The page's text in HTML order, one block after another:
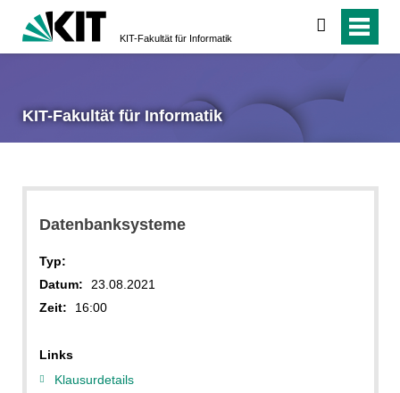
KIT-Fakultät für Informatik
suchen
KIT-Fakultät für Informatik
Datenbanksysteme
Typ:
Datum:
23.08.2021
Zeit:
16:00
Links
Klausurdetails